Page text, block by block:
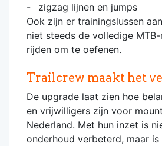
zigzag lijnen en jumps
Ook zijn er trainingslussen
niet steeds de volledige
rijden om te oefenen.
Trailcrew maakt het
De upgrade laat zien hoe
en vrijwilligers zijn voor
Nederland. Met hun inzet is
onderhoud verbeterd, maar